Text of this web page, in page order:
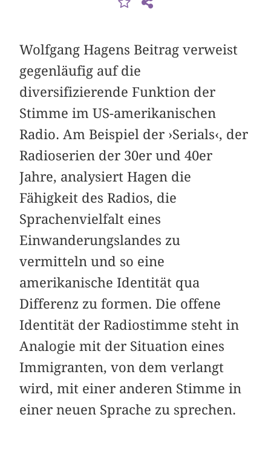
Wolfgang Hagens Beitrag verweist
gegenläufig auf die
diversifizierende Funktion der
Stimme im US-amerikanischen
Radio. Am Beispiel der ›Serials‹, der
Radioserien der 30er und 40er
Jahre, analysiert Hagen die
Fähigkeit des Radios, die
Sprachenvielfalt eines
Einwanderungslandes zu
vermitteln und so eine
amerikanische Identität qua
Differenz zu formen. Die offene
Identität der Radiostimme steht in
Analogie mit der Situation eines
Immigranten, von dem verlangt
wird, mit einer anderen Stimme in
einer neuen Sprache zu sprechen.